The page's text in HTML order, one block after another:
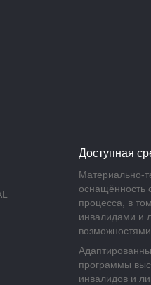
Доступная
Материально-
оснащённость
процесса, в
инвалидами и
программы
инвалидов и